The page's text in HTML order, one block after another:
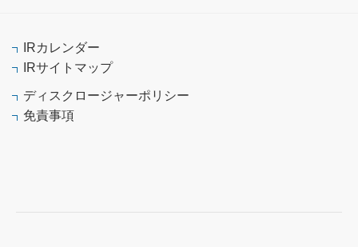
IRカレンダー
IRサイトマップ
ディスクロージャーポリシー
免責事項